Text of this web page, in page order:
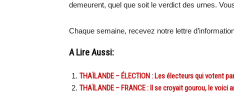
demeurent, quel que soit le verdict des urnes.
Chaque semaine, recevez notre lettre
A Lire Aussi:
THAÏLANDE – ÉLECTION : Les électeurs qui votent
THAÏLANDE – FRANCE : Il se croyait gourou, le voici